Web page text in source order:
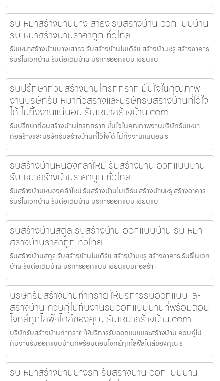
รับเหมาสร้างบ้านบางเสาธง รับสร้างบ้าน ออกแบบบ้าน
รับเหมาสร้างบ้านราคาถูก ทั่วไทย
รับเหมาสร้างบ้านบางเสาธง รับสร้างบ้านโมเดิร์น สร้างบ้านหรู สร้างอาคาร
รับรีโนเวทบ้าน รับต่อเติมบ้าน บริการออกแบบ เขียนแบ
รับปรึกษาก่อนสร้างบ้านโกรกกราก มั่นใจในคุณภาพ
งานบริษัทรับเหมาก่อสร้างและบริษัทรับสร้างบ้านที่ไว้ใจ
ได้ ไม่ทิ้งงานแน่นอน รับเหมาสร้างบ้าน.com
รับปรึกษาก่อนสร้างบ้านโกรกกราก มั่นใจในคุณภาพงานบริษัทรับเหมา
ก่อสร้างและบริษัทรับสร้างบ้านที่ไว้ใจได้ ไม่ทิ้งงานแน่นอน ร
รับสร้างบ้านหนองคล้าใหม่ รับสร้างบ้าน ออกแบบบ้าน
รับเหมาสร้างบ้านราคาถูก ทั่วไทย
รับสร้างบ้านหนองคล้าใหม่ รับสร้างบ้านโมเดิร์น สร้างบ้านหรู สร้างอาคาร
รับรีโนเวทบ้าน รับต่อเติมบ้าน บริการออกแบบ เขียนแบ
รับสร้างบ้านสตูล รับสร้างบ้าน ออกแบบบ้าน รับเหมา
สร้างบ้านราคาถูก ทั่วไทย
รับสร้างบ้านสตูล รับสร้างบ้านโมเดิร์น สร้างบ้านหรู สร้างอาคาร รับรีโนเวท
บ้าน รับต่อเติมบ้าน บริการออกแบบ เขียนแบบก่อสร้า
บริษัทรับสร้างบ้านท่าทราย ให้บริการรับออกแบบและ
สร้างบ้าน ควบคู่ไปกับงานรับออกแบบบ้านที่พร้อมตอบ
โจทย์ทุกไลฟ์สไตล์ของคุณ รับเหมาสร้างบ้าน.com
บริษัทรับสร้างบ้านท่าทราย ให้บริการรับออกแบบและสร้างบ้าน ควบคู่ไป
กับงานรับออกแบบบ้านที่พร้อมตอบโจทย์ทุกไลฟ์สไตล์ของคุณ ร
รับเหมาสร้างบ้านบางรัก รับสร้างบ้าน ออกแบบบ้าน